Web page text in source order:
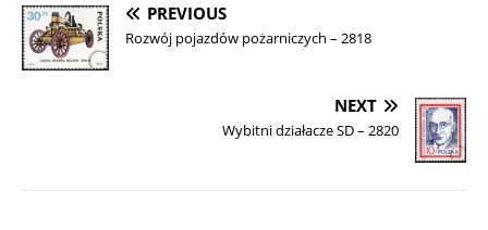
PREVIOUS
Rozwój pojazdów pożarniczych – 2818
NEXT
Wybitni działacze SD – 2820